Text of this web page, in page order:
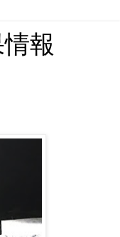
報